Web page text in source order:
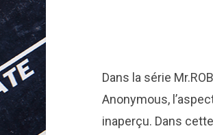
Dans la série
Anonymous,
inaperçu. Dans